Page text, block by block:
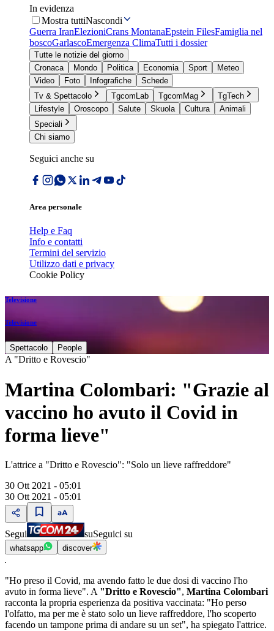
In evidenza
Mostra tuttiNascondi
Guerra IranElezioniCrans MontanaEpstein FilesFamiglia nel
boscoGarlascoEmergenza ClimaTutti i dossier
Tutte le notizie del giorno
Cronaca
Mondo Politica Economia Sport
Meteo
Video
Foto Infografiche
Schede
Tv & Spettacolo
TgcomLab TgcomMag
TgTech
Lifestyle
Oroscopo Salute Skuola Cultura
Animali
Speciali
Chi siamo
Seguici anche su
Area personale
Help e Faq
Info e contatti
Termini del servizio
Utilizzo dati e privacy
Cookie Policy
Televisione
Televisione
Spettacolo People
A "Dritto e Rovescio"
Martina Colombari: "Grazie al
vaccino ho avuto il Covid in
forma lieve"
L'attrice a "Dritto e Rovescio": "Solo un lieve raffreddore"
30 Ott 2021 - 05:01
30 Ott 2021 - 05:01
Segui suSeguici su
whatsapp discover
"Ho preso il Covid, ma avendo fatto le due dosi di vaccino l'ho
avuto in forma lieve". A "Dritto e Rovescio", Martina Colombari
racconta la propria esperienza da positiva vaccinata: "Ho perso
l'olfatto, ma per me è stato solo un lieve raffreddore, l'ho scoperto
facendo un tampone prima di andare su un set", ha spiegato l'attrice.